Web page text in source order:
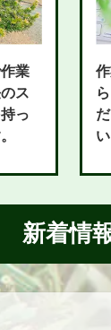
業
ス
っ
新着情